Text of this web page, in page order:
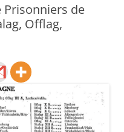
Prisonniers de
Offlag,